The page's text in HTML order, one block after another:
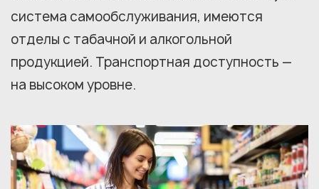
система самообслуживания, имеются
отделы с табачной и алкогольной
продукцией. Транспортная доступность —
на высоком уровне.